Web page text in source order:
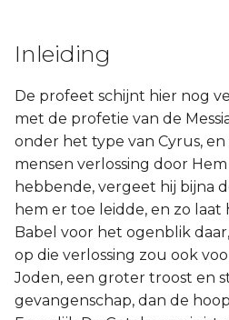
Inleiding
De profeet schijnt hier nog
met de profetie van de
onder het type van Cyrus,
mensen verlossing door
hebbende, vergeet hij bijna
hem er toe leidde, en zo
Babel voor het ogenblik
op die verlossing zou ook
Joden, een groter troost en
gevangenschap, dan de